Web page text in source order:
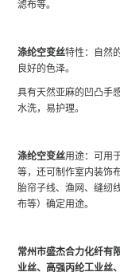
滤布等。
涤纶空变丝特性：自然
良好的色泽。
具有天然亚麻的凹凸手
水洗，易护理。
涤纶空变丝用途：可用
等，还可制作室内装饰
胎帘子线、渔网、缝纫
布等）确定用途。
常州市盛杰合力化纤有
业丝、高强丙纶工业丝